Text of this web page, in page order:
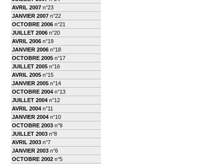
AVRIL 2007 n°23
JANVIER 2007 n°22
OCTOBRE 2006 n°21
JUILLET 2006 n°20
AVRIL 2006 n°19
JANVIER 2006 n°18
OCTOBRE 2005 n°17
JUILLET 2005 n°16
AVRIL 2005 n°15
JANVIER 2005 n°14
OCTOBRE 2004 n°13
JUILLET 2004 n°12
AVRIL 2004 n°11
JANVIER 2004 n°10
OCTOBRE 2003 n°9
JUILLET 2003 n°8
AVRIL 2003 n°7
JANVIER 2003 n°6
OCTOBRE 2002 n°5